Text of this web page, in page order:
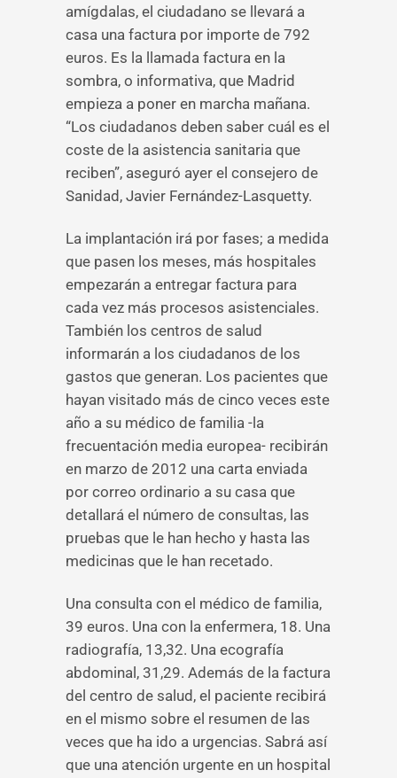
amígdalas, el ciudadano se llevará a
casa una factura por importe de 792
euros. Es la llamada factura en la
sombra, o informativa, que Madrid
empieza a poner en marcha mañana.
“Los ciudadanos deben saber cuál es el
coste de la asistencia sanitaria que
reciben”, aseguró ayer el consejero de
Sanidad, Javier Fernández-Lasquetty.
La implantación irá por fases; a medida
que pasen los meses, más hospitales
empezarán a entregar factura para
cada vez más procesos asistenciales.
También los centros de salud
informarán a los ciudadanos de los
gastos que generan. Los pacientes que
hayan visitado más de cinco veces este
año a su médico de familia -la
frecuentación media europea- recibirán
en marzo de 2012 una carta enviada
por correo ordinario a su casa que
detallará el número de consultas, las
pruebas que le han hecho y hasta las
medicinas que le han recetado.
Una consulta con el médico de familia,
39 euros. Una con la enfermera, 18. Una
radiografía, 13,32. Una ecografía
abdominal, 31,29. Además de la factura
del centro de salud, el paciente recibirá
en el mismo sobre el resumen de las
veces que ha ido a urgencias. Sabrá así
que una atención urgente en un hospital